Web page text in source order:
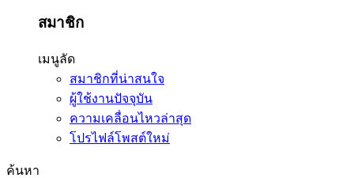
สมาชิก
เมนูลัด
สมาชิกที่น่าสนใจ
ผู้ใช้งานปัจจุบัน
ความเคลื่อนไหวล่าสุด
โปรไฟล์โพสต์ใหม่
ค้นหา